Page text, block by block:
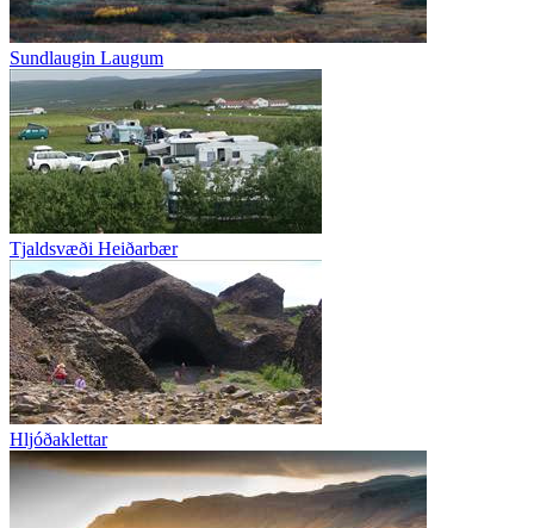
Sundlaugin Laugum
Tjaldsvæði Heiðarbær
Hljóðaklettar